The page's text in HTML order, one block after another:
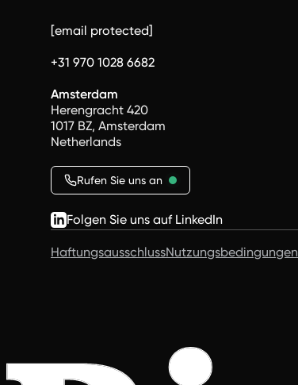
[email protected]
+31 970 1028 6682
Amsterdam
Herengracht 420
1017 BZ, Amsterdam
Netherlands
Rufen Sie uns an
Folgen Sie uns auf LinkedIn
HaftungsausschlussNutzungsbedingungen